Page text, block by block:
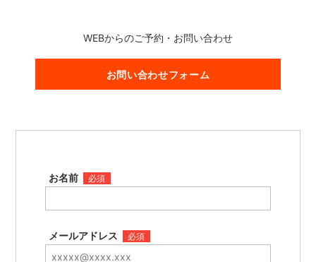
WEBからのご予約・お問い合わせ
お問い合わせフォーム
お名前 必須
メールアドレス 必須